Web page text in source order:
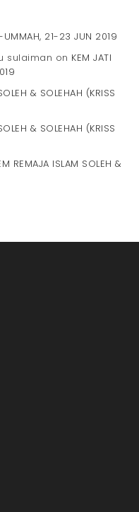
UMMAH, 21-23 JUN 2019
sulaiman on KEM JATI
& SOLEHAH (KRISS
& SOLEHAH (KRISS
REMAJA ISLAM SOLEH &